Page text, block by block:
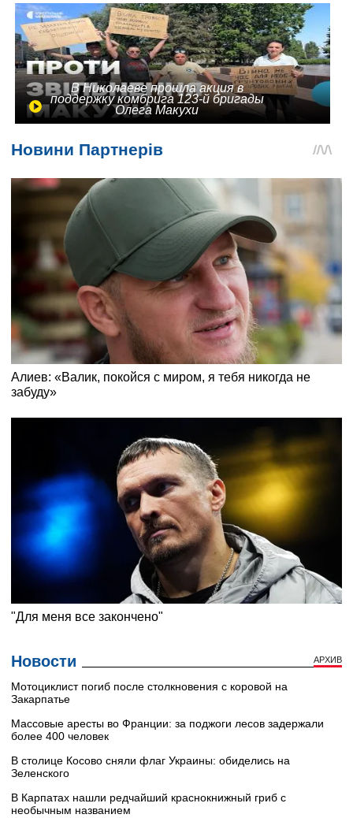
В Николаеве прошла акция в
поддержку комбрига 123-й бригады
Олега Макухи
Новости АРХИВ
Мотоциклист погиб после столкновения с коровой на
Закарпатье
Массовые аресты во Франции: за поджоги лесов задержали
более 400 человек
В столице Косово сняли флаг Украины: обиделись на
Зеленского
В Карпатах нашли редчайший краснокнижный гриб с
необычным названием